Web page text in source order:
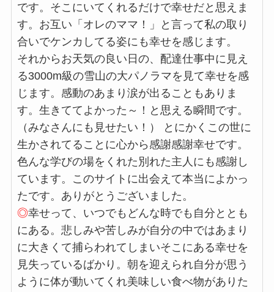
です。そこにいてくれるだけで幸せだと思えま
す。お互い「オレのママ！」と言って私の取り
合いでケンカしてる姿にも幸せを感じます。
それからお天気の良い日の、配達仕事中に見え
る3000m級の雪山の大パノラマを見て幸せを感
じます。感動のあまり涙が出ることもありま
す。生きててよかった～！と思える瞬間です。
（みなさんにも見せたい！） とにかくこの世に
生かされてることに心から感謝感謝幸せです。
色んな学びの場をくれた別れた主人にも感謝し
ています。このサイトに出会えて本当によかっ
たです。ありがとうございました。
◎幸せって、いつでもどんな時でも自分ととも
にある。悲しみや苦しみが自分の中ではあまり
に大きくて捕らわれてしまいそこにある幸せを
見失っているばかり。朝を迎えられ自分が思う
ように体が動いてくれ美味しい食べ物がありた